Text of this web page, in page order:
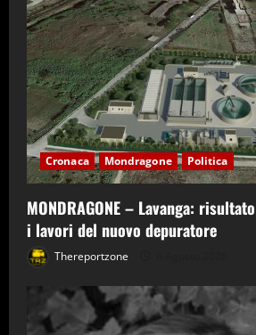
Cronaca Mondragone Politica
MONDRAGONE – Lavanga:
i lavori del nuovo depuratore
Thereportzone